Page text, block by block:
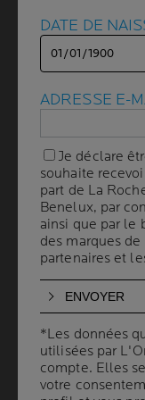
CAPACITÉ
LES
Formule
DATE DE
ADRESSE E-
Je déclare
souhaite
part de La
Benelux, par
ainsi que par le
des marques
partenaires et
*Les données
utilisées par
compte. Elles
votre
DATE DE
ADRESSE E-
Je déclare
souhaite
part de La
Benelux, par
ainsi que par le
des marques
partenaires et
*Les données
utilisées par
compte. Elles
votre